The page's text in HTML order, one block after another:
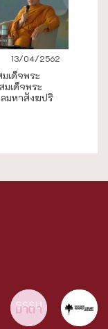
13/04/2562
เด็จพระ
เด็จพระ
มหาสังฆปริ